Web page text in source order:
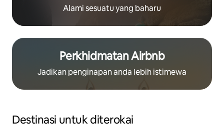
Alami sesuatu yang baharu
Perkhidmatan Airbnb
Jadikan penginapan anda lebih istimewa
Destinasi untuk diterokai